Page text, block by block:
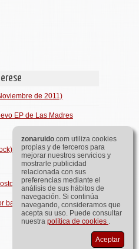
de 2011)
EP de Las Madres
(Madrid, Noviembre de
de 2011)
bares pequeÃ±os (Marzo
zonaruido.com utiliza cookies
propias y de terceros para
mejorar nuestros servicios y
mostrarle publicidad
relacionada con sus
preferencias mediante el
análisis de sus hábitos de
navegación. Si continúa
navegando, consideramos que
acepta su uso. Puede consultar
nuestra política de cookies .
Aceptar